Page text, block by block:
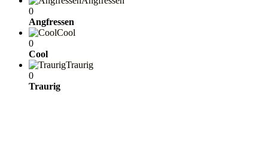
0
Angfressen
Cool
0
Cool
Traurig
0
Traurig